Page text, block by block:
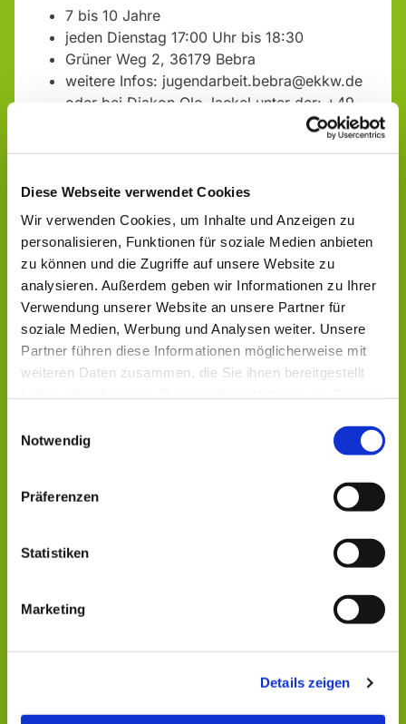
Diese Webseite verwendet Cookies
Wir verwenden Cookies, um Inhalte und Anzeigen zu
personalisieren, Funktionen für soziale Medien anbieten
zu können und die Zugriffe auf unsere Website zu
analysieren. Außerdem geben wir Informationen zu Ihrer
Verwendung unserer Website an unsere Partner für
soziale Medien, Werbung und Analysen weiter. Unsere
Partner führen diese Informationen möglicherweise mit
weiteren Daten zusammen, die Sie ihnen bereitgestellt
Notwendig
Präferenzen
Statistiken
Marketing
Details zeigen
7 bis 10 Jahre
jeden Dienstag 17:00 Uhr bis 18:30
Grüner Weg 2, 36179 Bebra
weitere Infos: jugendarbeit.bebra@ekkw.de
oder bei Diakon Ole Jaekel unter der: +49